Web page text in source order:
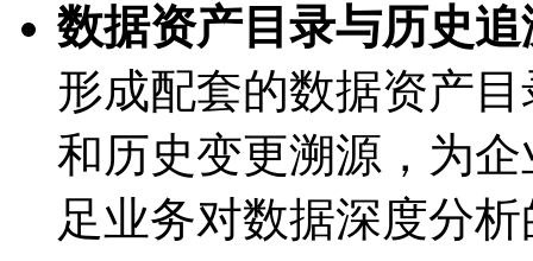
数据资产目录与历史追溯
形成配套的数据资产目录
和历史变更溯源，为
足业务对数据深度分